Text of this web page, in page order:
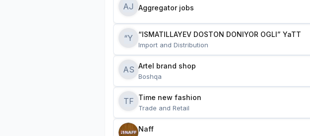
AJ Aggregator jobs
“Y “ISMATILLAYEV DOSTON DONIYOR OGLI” YaTT
Import and Distribution
AS Artel brand shop
Boshqa
TF Time new fashion
Trade and Retail
Naff